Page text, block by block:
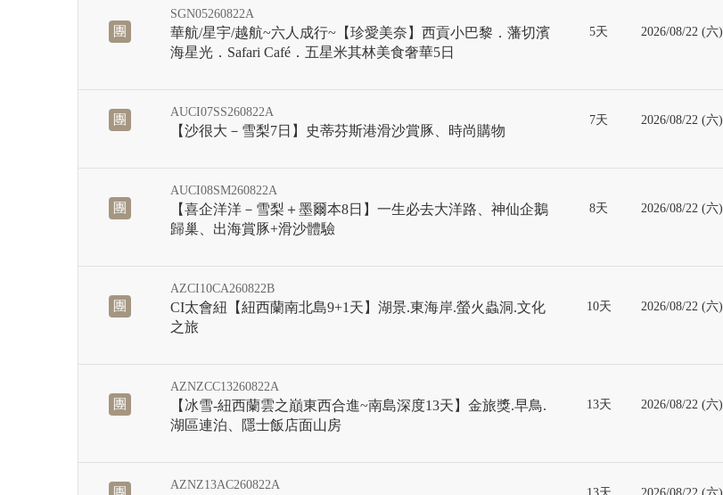
團
SGN05260822A
華航/星宇/越航~六人成行~【珍愛美奈】西貢小巴黎．藩切濱
海星光．Safari Café．五星米其林美食奢華5日
5天 2026/08/22 (六)
團
AUCI07SS260822A
【沙很大－雪梨7日】史蒂芬斯港滑沙賞豚、時尚購物
7天 2026/08/22 (六)
團
AUCI08SM260822A
【喜企洋洋－雪梨＋墨爾本8日】一生必去大洋路、神仙企鵝
歸巢、出海賞豚+滑沙體驗
8天 2026/08/22 (六)
團
AZCI10CA260822B
CI太會紐【紐西蘭南北島9+1天】湖景.東海岸.螢火蟲洞.文化
之旅
10天 2026/08/22 (六)
團
AZNZCC13260822A
【冰雪-紐西蘭雲之巔東西合進~南島深度13天】金旅獎.早鳥.
湖區連泊、隱士飯店面山房
13天 2026/08/22 (六)
AZNZ13AC260822A
13天 2026/08/22 (六)